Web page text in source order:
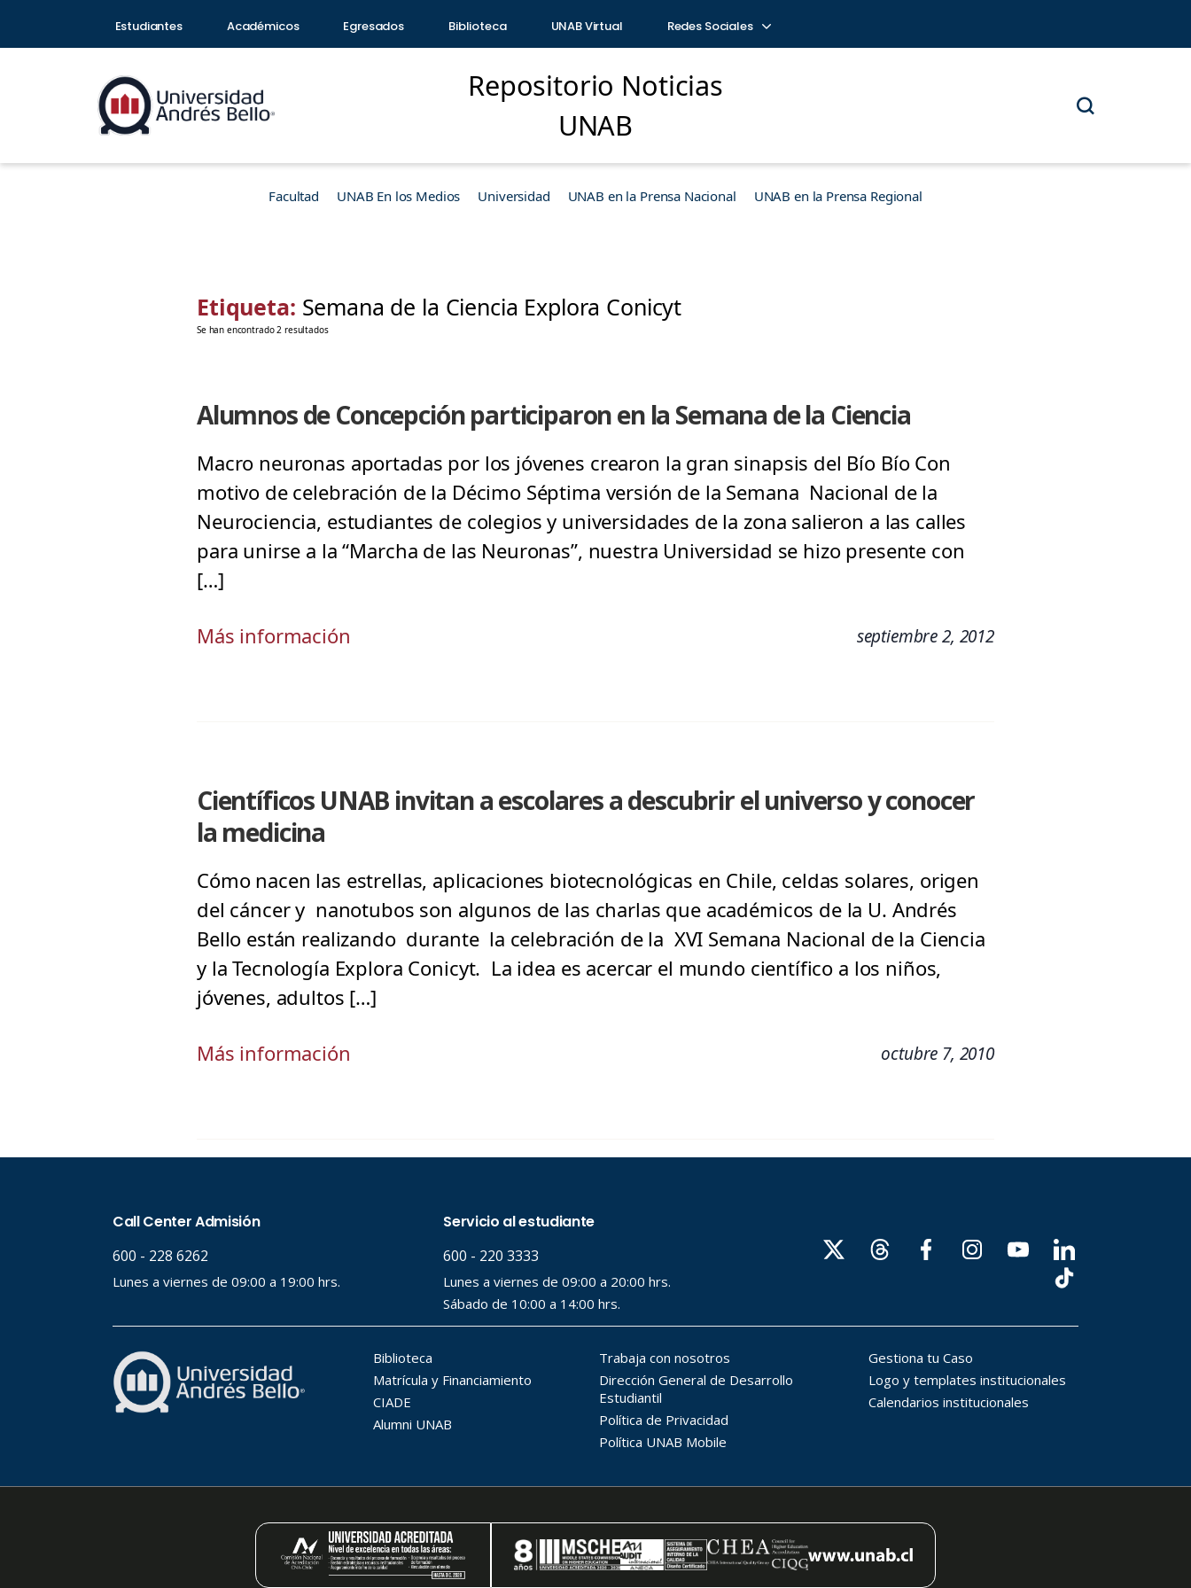
Estudiantes Académicos Egresados Biblioteca UNAB Virtual Redes Sociales
Repositorio Noticias
UNAB
Facultad UNAB En los Medios Universidad UNAB en la Prensa Nacional UNAB en la Prensa Regional
Etiqueta: Semana de la Ciencia Explora Conicyt
Se han encontrado 2 resultados
Alumnos de Concepción participaron en la Semana de la Ciencia
Macro neuronas aportadas por los jóvenes crearon la gran sinapsis del Bío Bío Con
motivo de celebración de la Décimo Séptima versión de la Semana Nacional de la
Neurociencia, estudiantes de colegios y universidades de la zona salieron a las calles
para unirse a la “Marcha de las Neuronas”, nuestra Universidad se hizo presente con
[…]
Más información septiembre 2, 2012
Científicos UNAB invitan a escolares a descubrir el universo y conocer
la medicina
Cómo nacen las estrellas, aplicaciones biotecnológicas en Chile, celdas solares, origen
del cáncer y nanotubos son algunos de las charlas que académicos de la U. Andrés
Bello están realizando durante la celebración de la XVI Semana Nacional de la Ciencia
y la Tecnología Explora Conicyt. La idea es acercar el mundo científico a los niños,
jóvenes, adultos […]
Más información octubre 7, 2010